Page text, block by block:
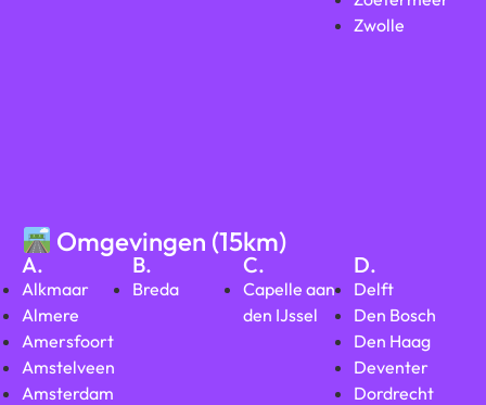
Zwolle
Omgevingen (15km)
A.
Alkmaar
Almere
Amersfoort
Amstelveen
Amsterdam
B.
Breda
C.
Capelle aan
den IJssel
D.
Delft
Den Bosch
Den Haag
Deventer
Dordrecht